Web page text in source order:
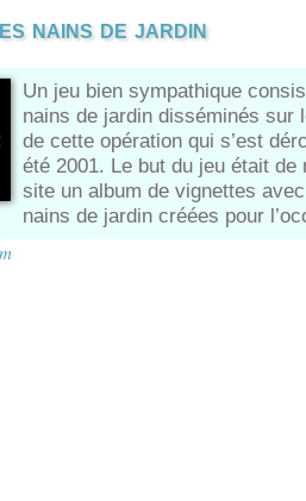
nains de jardin
Un jeu bien sympathique
nains de jardin disséminés sur
de cette opération qui s’est
été 2001. Le but du jeu était
site un album de vignettes
nains de jardin créées pour